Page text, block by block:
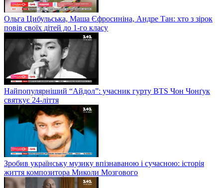
Ольга Цибульська, Маша Єфросиніна, Андре Тан: хто з зірок
повів своїх дітей до 1-го класу
Найпопулярніший “Айдол”: учасник гурту BTS Чон Чонґук
святкує 24-ліття
Зробив українську музику впізнаваною і сучасною: історія
життя композитора Миколи Мозгового